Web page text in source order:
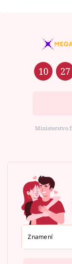
10 27
Ministerstvo